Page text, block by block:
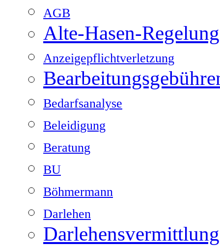
AGB
Alte-Hasen-Regelung
Anzeigepflichtverletzung
Bedarfsanalyse
Beleidigung
Beratung
BU
Böhmermann
Darlehen
Darlehensvermittlung